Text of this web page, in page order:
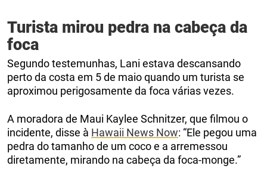
Turista mirou pedra na cabeça da
foca
Segundo testemunhas, Lani estava descansando
perto da costa em 5 de maio quando um turista se
aproximou perigosamente da foca várias vezes.
A moradora de Maui Kaylee Schnitzer, que filmou o
incidente, disse à Hawaii News Now: “Ele pegou uma
pedra do tamanho de um coco e a arremessou
diretamente, mirando na cabeça da foca-monge.”